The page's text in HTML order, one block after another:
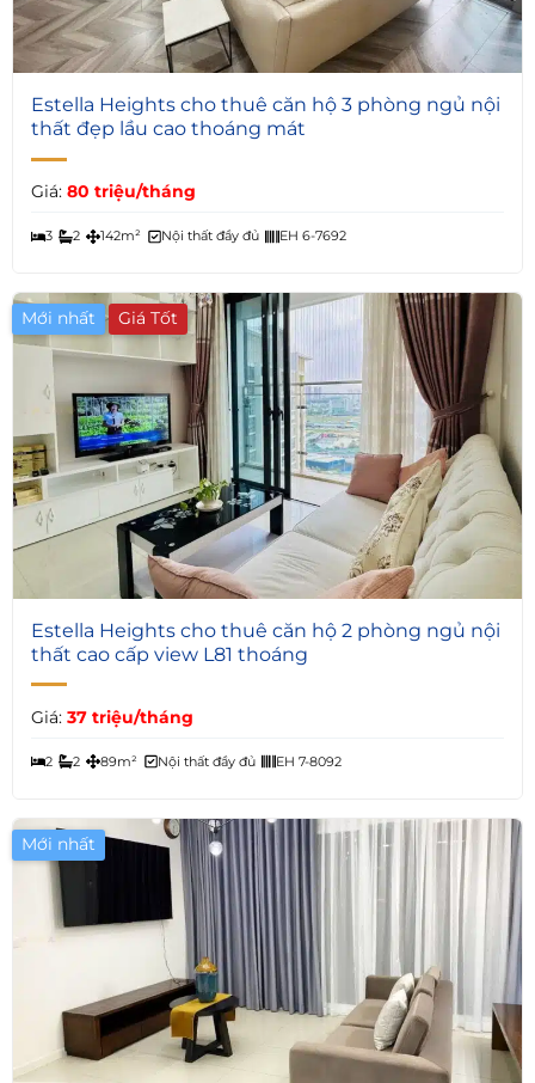
5
Estella Heights cho thuê căn hộ 3 phòng ngủ nội
thất đẹp lầu cao thoáng mát
Giá: 80 triệu/tháng
3 2 142m² Nội thất đầy đủ EH 6-7692
Mới nhất Giá Tốt
6
Estella Heights cho thuê căn hộ 2 phòng ngủ nội
thất cao cấp view L81 thoáng
Giá: 37 triệu/tháng
2 2 89m² Nội thất đầy đủ EH 7-8092
Mới nhất